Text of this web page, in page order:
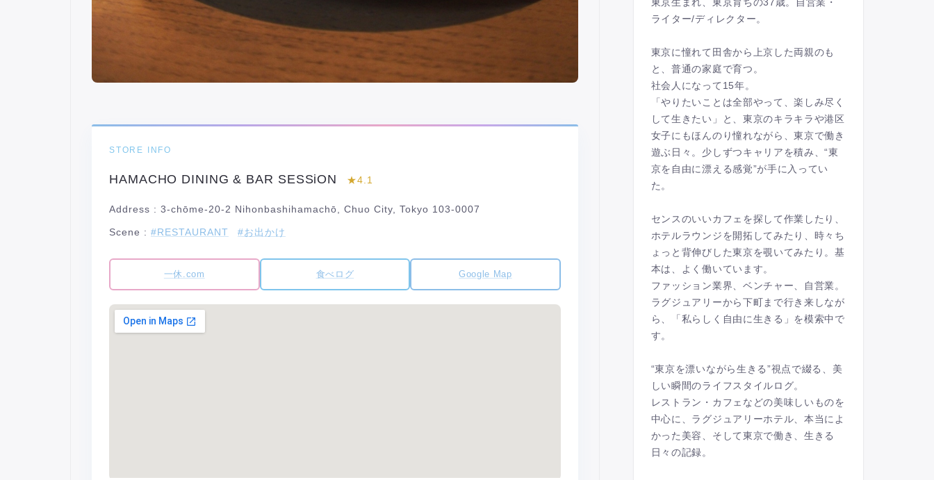
STORE INFO
HAMACHO DINING & BAR SESSiON ★4.1
Address : 3-chōme-20-2 Nihonbashihamachō, Chuo City, Tokyo 103-0007
Scene : #RESTAURANT #お出かけ
一休.com 食べログ Google Map
東京生まれ、東京育ちの37歳。自営業・
ライター/ディレクター。
東京に憧れて田舎から上京した両親のも
と、普通の家庭で育つ。
社会人になって15年。
「やりたいことは全部やって、楽しみ尽く
して生きたい」と、東京のキラキラや港区
女子にもほんのり憧れながら、東京で働き
遊ぶ日々。少しずつキャリアを積み、“東
京を自由に漂える感覚”が手に入ってい
た。
センスのいいカフェを探して作業したり、
ホテルラウンジを開拓してみたり、時々ち
ょっと背伸びした東京を覗いてみたり。基
本は、よく働いています。
ファッション業界、ベンチャー、自営業。
ラグジュアリーから下町まで行き来しなが
ら、「私らしく自由に生きる」を模索中で
す。
“東京を漂いながら生きる”視点で綴る、美
しい瞬間のライフスタイルログ。
レストラン・カフェなどの美味しいものを
中心に、ラグジュアリーホテル、本当によ
かった美容、そして東京で働き、生きる
日々の記録。